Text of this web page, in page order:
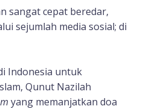
sangat cepat beredar,
sejumlah media sosial; di
Indonesia untuk
Qunut Nazilah
yang memanjatkan doa